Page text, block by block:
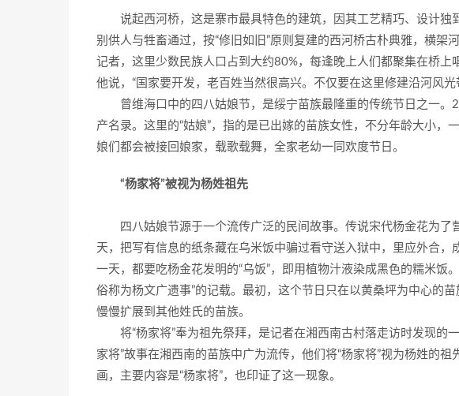
说起西河桥，这是寨市最具特色的建筑，因其工艺精巧、设计独
别供人与牲畜通过，按“修旧如旧”原则复建的西河桥古朴典雅，横架
记者，这里少数民族人口占到大约80%，每逢晚上人们都聚集在桥上
他说，“国家要开发，老百姓当然很高兴。不仅要在这里修建沿河风
曾维海口中的四八姑娘节，是绥宁苗族最隆重的传统节日之一。
产名录。这里的“姑娘”，指的是已出嫁的苗族女性，不分年龄大小，
娘们都会被接回娘家，载歌载舞，全家老幼一同欢度节日。
“杨家将”被视为杨姓祖先
四八姑娘节源于一个流传广泛的民间故事。传说宋代杨金花为了
天，把写有信息的纸条藏在乌米饭中骗过看守送入狱中，里应外合
一天，都要吃杨金花发明的“乌饭”，即用植物汁液染成黑色的糯米饭
俗称为杨文广遗事”的记载。最初，这个节日只在以黄桑坪为中心的
慢慢扩展到其他姓氏的苗族。
将“杨家将”奉为祖先祭拜，是记者在湘西南古村落走访时发现的
家将”故事在湘西南的苗族中广为流传，他们将“杨家将”视为杨姓的
画，主要内容是“杨家将”，也印证了这一现象。